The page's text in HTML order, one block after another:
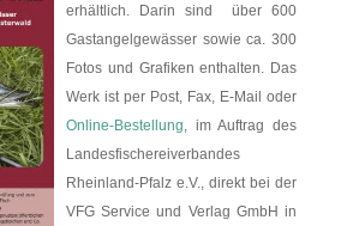
erhältlich. Darin sind über 600
Gastangelgewässer sowie ca. 300
Fotos und Grafiken enthalten. Das
Werk ist per Post, Fax, E-Mail oder
Online-Bestellung , im Auftrag des
Landesfischereiverbandes
Rheinland-Pfalz e.V., direkt bei der
VFG Service und Verlag GmbH in